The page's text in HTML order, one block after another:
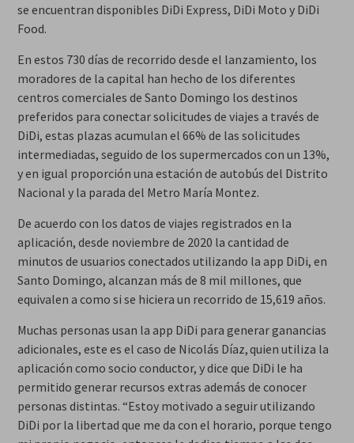
se encuentran disponibles DiDi Express, DiDi Moto y DiDi
Food.
En estos 730 días de recorrido desde el lanzamiento, los
moradores de la capital han hecho de los diferentes
centros comerciales de Santo Domingo los destinos
preferidos para conectar solicitudes de viajes a través de
DiDi, estas plazas acumulan el 66% de las solicitudes
intermediadas, seguido de los supermercados con un 13%,
y en igual proporción una estación de autobús del Distrito
Nacional y la parada del Metro María Montez.
De acuerdo con los datos de viajes registrados en la
aplicación, desde noviembre de 2020 la cantidad de
minutos de usuarios conectados utilizando la app DiDi, en
Santo Domingo, alcanzan más de 8 mil millones, que
equivalen a como si se hiciera un recorrido de 15,619 años.
Muchas personas usan la app DiDi para generar ganancias
adicionales, este es el caso de Nicolás Díaz, quien utiliza la
aplicación como socio conductor, y dice que DiDi le ha
permitido generar recursos extras además de conocer
personas distintas. “Estoy motivado a seguir utilizando
DiDi por la libertad que me da con el horario, porque tengo